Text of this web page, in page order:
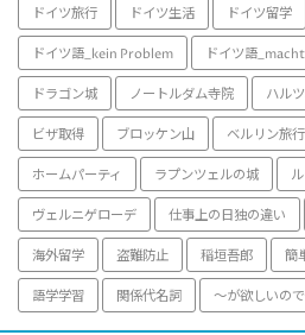
ドイツ旅行 ドイツ生活 ドイツ留学
ドイツ語_kein Problem ドイツ語
ドラゴン城 ノートルダム寺院 ハル
ビザ取得 ブロッケン山 ベルリン旅行
ホームパーティ ラプンツェルの城
ヴェルニゲローデ 仕事上の日独の違い
海外留学 盗難防止 稲垣吾郎 簡
語学学習 関係代名詞 ～が欲しいの